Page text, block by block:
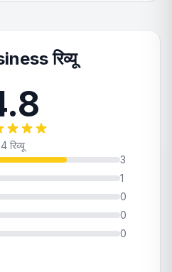
रिव्यू
4 रिव्यू
3
1
0
0
0